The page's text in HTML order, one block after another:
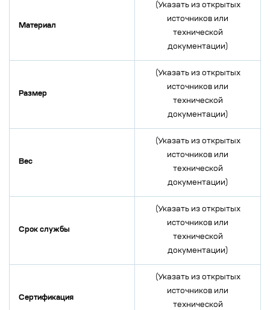
Материал
(Указать из открытых
источников или
технической
документации)
Размер
(Указать из открытых
источников или
технической
документации)
Вес
(Указать из открытых
источников или
технической
документации)
Срок службы
(Указать из открытых
источников или
технической
документации)
Сертификация
(Указать из открытых
источников или
технической